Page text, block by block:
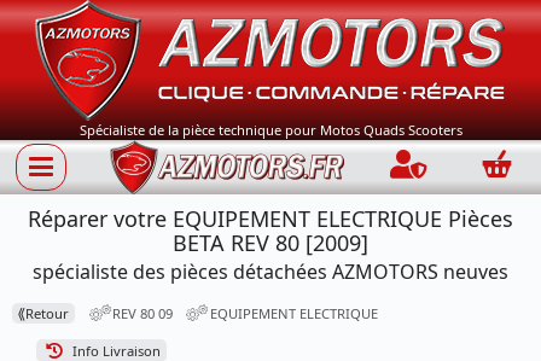
Spécialiste de la pièce technique pour Motos Quads Scooters
Connection
Réparer votre EQUIPEMENT ELECTRIQUE Pièces
BETA REV 80 [2009]
spécialiste des pièces détachées AZMOTORS neuves
⟪Retour REV 80 09 EQUIPEMENT ELECTRIQUE
Info Livraison